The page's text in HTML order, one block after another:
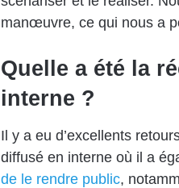
manœuvre, ce qui nous a
Quelle a été la
interne ?
Il y a eu d’excellents
diffusé en interne où il a
de le rendre public,